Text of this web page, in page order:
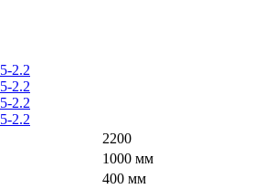
2200
1000 мм
400 мм